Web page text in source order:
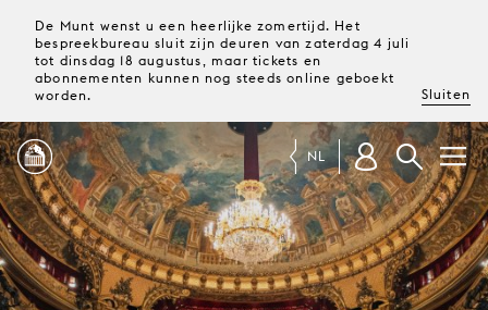
De Munt wenst u een heerlijke zomertijd. Het
bespreekbureau sluit zijn deuren van zaterdag 4 juli
tot dinsdag 18 augustus, maar tickets en
abonnementen kunnen nog steeds online geboekt
worden.
Sluiten
PROGRAMMA
MAGAZINE
NL